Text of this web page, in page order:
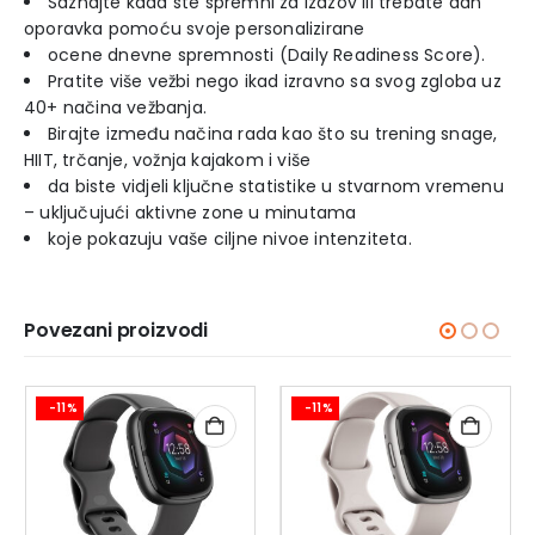
oporavka pomoću svoje personalizirane
ocene dnevne spremnosti (Daily Readiness Score).
Pratite više vežbi nego ikad izravno sa svog zgloba uz
40+ načina vežbanja.
Birajte između načina rada kao što su trening snage,
HIIT, trčanje, vožnja kajakom i više
da biste vidjeli ključne statistike u stvarnom vremenu
– uključujući aktivne zone u minutama
koje pokazuju vaše ciljne nivoe intenziteta.
Povezani proizvodi
-11% -11%